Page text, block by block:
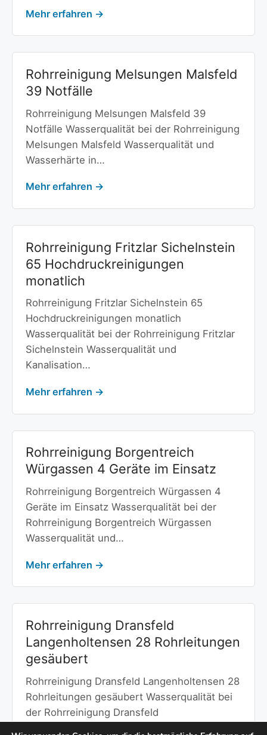
Mehr erfahren →
Rohrreinigung Melsungen Malsfeld
39 Notfälle
Rohrreinigung Melsungen Malsfeld 39
Notfälle Wasserqualität bei der Rohrreinigung
Melsungen Malsfeld Wasserqualität und
Wasserhärte in…
Mehr erfahren →
Rohrreinigung Fritzlar Sichelnstein
65 Hochdruckreinigungen
monatlich
Rohrreinigung Fritzlar Sichelnstein 65
Hochdruckreinigungen monatlich
Wasserqualität bei der Rohrreinigung Fritzlar
Sichelnstein Wasserqualität und
Kanalisation…
Mehr erfahren →
Rohrreinigung Borgentreich
Würgassen 4 Geräte im Einsatz
Rohrreinigung Borgentreich Würgassen 4
Geräte im Einsatz Wasserqualität bei der
Rohrreinigung Borgentreich Würgassen
Wasserqualität und…
Mehr erfahren →
Rohrreinigung Dransfeld
Langenholtensen 28 Rohrleitungen
gesäubert
Rohrreinigung Dransfeld Langenholtensen 28
Rohrleitungen gesäubert Wasserqualität bei
der Rohrreinigung Dransfeld